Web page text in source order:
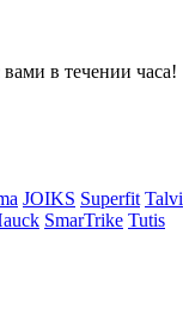
в течении часа!
JOIKS Superfit Talvi
SmarTrike Tutis